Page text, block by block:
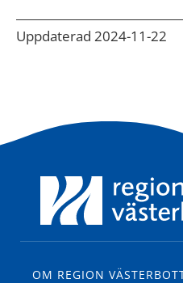
Uppdaterad 2024-11-22
OM REGION